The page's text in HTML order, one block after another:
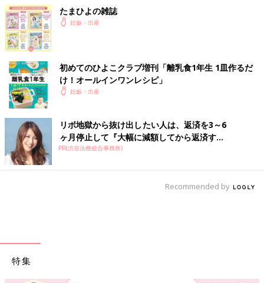
たまひよの雑誌
妊娠・出産
初めてのひよこクラブ増刊「離乳食1年生 1皿作るだ
け！オールインワン​レシピ」
妊娠・出産
リボ地獄から抜け出したい人は、返済を3～6
ヶ月停止して『大幅に減額してから返済す...
PR(渋谷法務総合事務所)
Recommended by
特集